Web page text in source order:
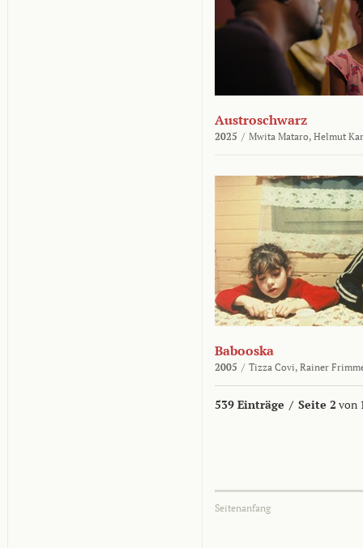
Austroschwarz
2025 / Mwita Mataro, Helmut
Babooska
2005 / Tizza Covi, Rainer
539 Einträge / Seite 2 von
Seitenanfang